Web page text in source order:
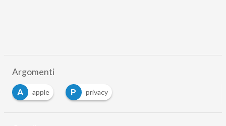
Argomenti
A
apple P privacy